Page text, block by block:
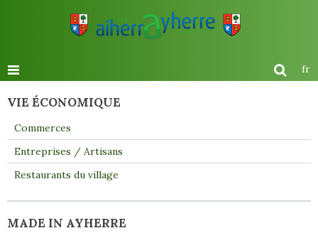
fr
VIE ÉCONOMIQUE
Commerces
Entreprises / Artisans
Restaurants du village
MADE IN AYHERRE